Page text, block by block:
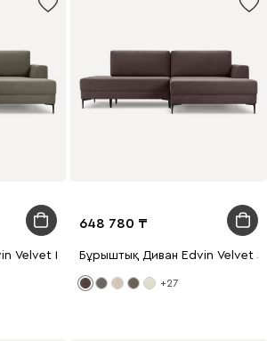
Velvet Moss
648 780
Бұрыштық Диван Edvin Velvet
+27